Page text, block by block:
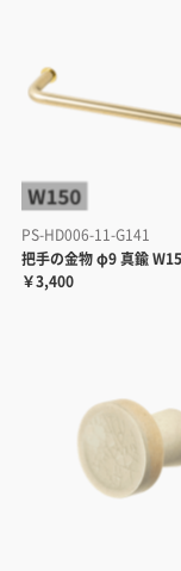
PS-HD006-11-G141
把手の金物 φ9 真鍮
￥3,400